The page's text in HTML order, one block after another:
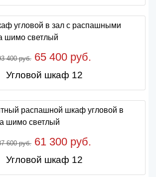
400 руб. 65 400 руб.
Угловой шкаф 12
600 руб. 61 300 руб.
Угловой шкаф 12